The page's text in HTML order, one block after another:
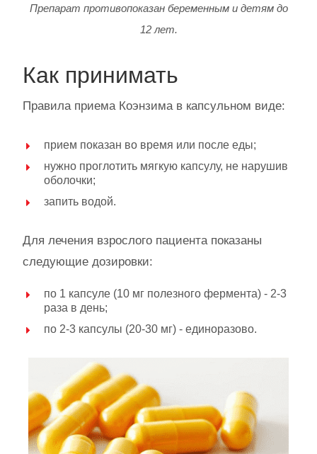
Препарат противопоказан беременным и детям до
12 лет.
Как принимать
Правила приема Коэнзима в капсульном виде:
прием показан во время или после еды;
нужно проглотить мягкую капсулу, не нарушив
оболочки;
запить водой.
Для лечения взрослого пациента показаны
следующие дозировки:
по 1 капсуле (10 мг полезного фермента) - 2-3
раза в день;
по 2-3 капсулы (20-30 мг) - единоразово.